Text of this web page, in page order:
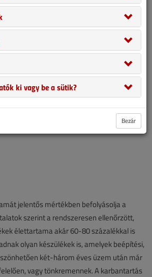
csak tartósan nulla fok alatti külső
be készülékeiket. Nemcsak a
törődést, odafigyelést, hanem a többi
jelentős mértékben befolyásolja a
szerint a rendszeresen ellenőrzött,
élettartama akár 60-80 százalékkal is
olyan készülékek is, amelyek beépítési,
két-három éves üzem után már
vagy tönkremennek. A karbantartás
ki vagy be a sütik?
Bezár